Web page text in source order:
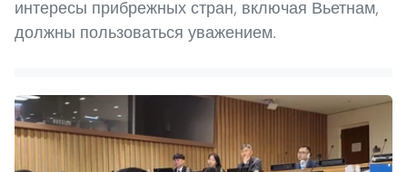
интересы прибрежных стран, включая Вьетнам,
должны пользоваться уважением.